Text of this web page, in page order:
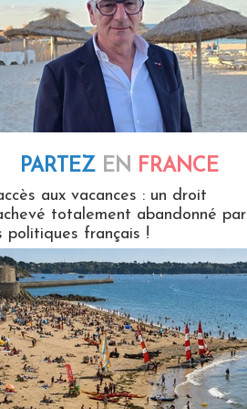
PARTEZ EN FRANCE
aux vacances : un droit
totalement abandonné par
politiques français !